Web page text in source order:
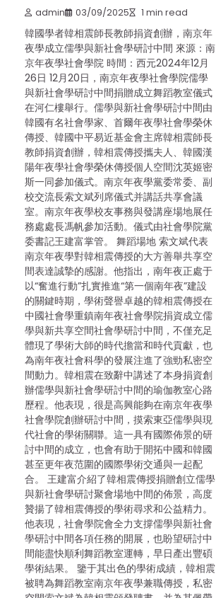
admin 03/09/2025 1 min read
韓國學者韓相震師長教師捐資創辦，南京年
夜學成立儒學與新社會學研討中間 來源：南
京年夜學社會學院 時間：西元2024年12月
26日 12月20日，南京年夜學社會學院儒學
與新社會學研討中間捐贈成立舞蹈教室儀式
在河仁樓舉行。儒學與新社會學研討中間由
韓國有名社會學家、首爾年夜學社會學榮休
傳授、韓國中平易近基金會主席韓相震師長
教師捐資創辦，韓相震傳授攜夫人、韓國漢
陽年夜學社會學榮休傳授個人空間沈英姬密
斯一同參加儀式。南京年夜學黨委常委、副
校交流長索文斌列席儀式并講話共享會議
室。南京年夜學校友事務與發講座場地展任
務處處長馮帆參加活動。儀式由社會學院黨
委書記王建富掌管。 舞蹈場地 索文斌代表
南京年夜學對韓相震傳授的大方善舉共享空
間表達誠摯的感謝。他指出，南年夜正處于
以“奮進行動”扎實推進“第一個南年夜”建設
的關鍵時期，學術聲譽卓越的韓相震傳授在
中國社會學重鎮南年夜社會學院捐資成立儒
學與新共享空間社會學研討中間，不僅充足
體現了學術大師的時代擔當和時代貢獻，也
為南年夜社會科學的發展注進了強勁私密空
間動力。韓相震在致辭中講述了本身捐資創
辦儒學與新社會學研討中間的瑜伽教室心路
歷程。他表現，很是高興能夠在南京年夜學
社會學院創辦研討中間，摸索東亞儒學與現
代社會的學術關聯。這一具有國際佈景的研
討中間的成立，也會有助于開拓中國和韓國
甚至更年夜范圍的國際學術交通與一起配
合。 王建富介紹了韓相震傳授捐贈創立儒學
與新社會學研討聚會場地中間的佈景，高度
贊揚了韓相震傳授的學術尋求和公益精力。
他表現，社會學院會全力支撐儒學與新社會
學研討中間各項任務的開展，也盼望研討中
間能盡快順利舞蹈教室運轉，早日產出豐碩
學術結果。 鑒于其出色的學術成績，韓相震
被聘為舞蹈教室南京年夜學兼職傳授，私密